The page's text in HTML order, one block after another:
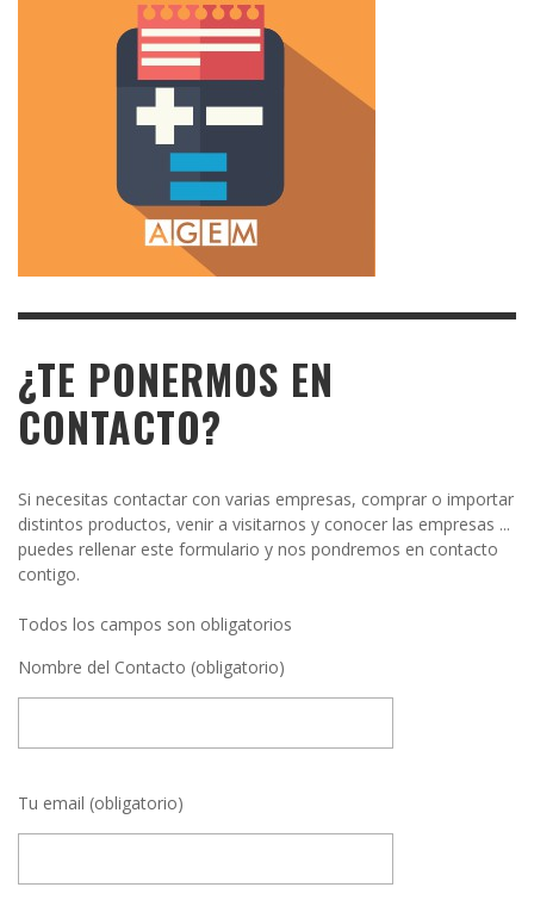
¿TE PONERMOS EN
CONTACTO?
Si necesitas contactar con varias empresas, comprar o importar
distintos productos, venir a visitarnos y conocer las empresas ...
puedes rellenar este formulario y nos pondremos en contacto
contigo.
Todos los campos son obligatorios
Nombre del Contacto (obligatorio)
Tu email (obligatorio)